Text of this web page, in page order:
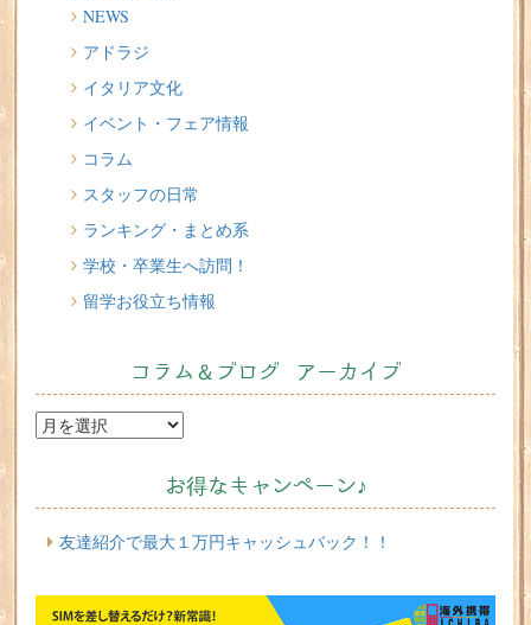
イタリアが誇る3人の天才芸術家 その傑作を見に行こう！
2026/07/16
味わってみたい！魚介の「ごった煮」 リヴォルノの
Cacciucco（カッチュッコ）
NEWS
アドラジ
イタリア文化
イベント・フェア情報
コラム
スタッフの日常
ランキング・まとめ系
学校・卒業生へ訪問！
留学お役立ち情報
コラム＆ブログ アーカイブ
お得なキャンペーン♪
友達紹介で最大１万円キャッシュバック！！